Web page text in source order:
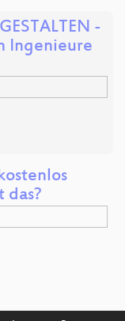
-
Ingenieure
das?